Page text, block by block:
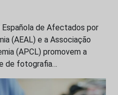
Española de Afectados por
(AEAL) e a Associação
(APCL) promovem a
de fotografia…